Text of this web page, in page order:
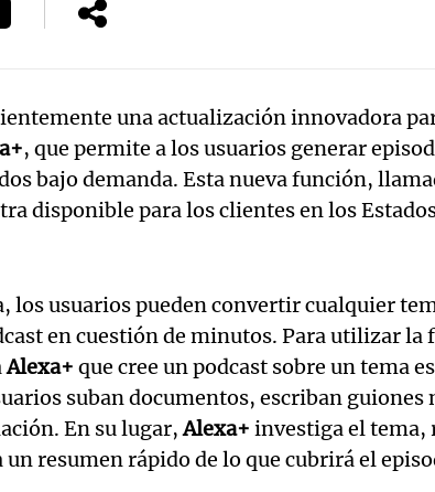
una actualización innovadora
, que permite a los usuarios generar
bajo demanda. Esta nueva función,
disponible para los clientes en los
los usuarios pueden convertir cualquier
en cuestión de minutos. Para utilizar la
Alexa+ que cree un podcast sobre un tema
suban documentos, escriban guiones
En su lugar,Alexa+ investiga el tema,
resumen rápido de lo que cubrirá el